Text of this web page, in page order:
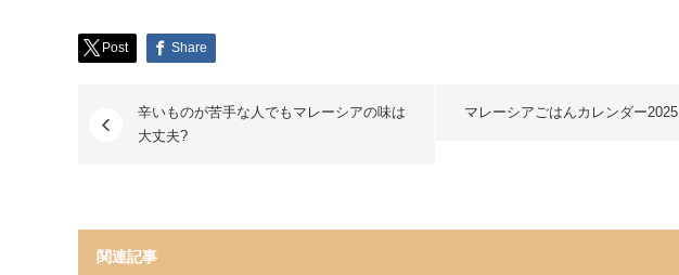
Post Share
辛いものが苦手な人でもマレーシアの味は
大丈夫?
マレーシアごはんカレンダー2025
関連記事